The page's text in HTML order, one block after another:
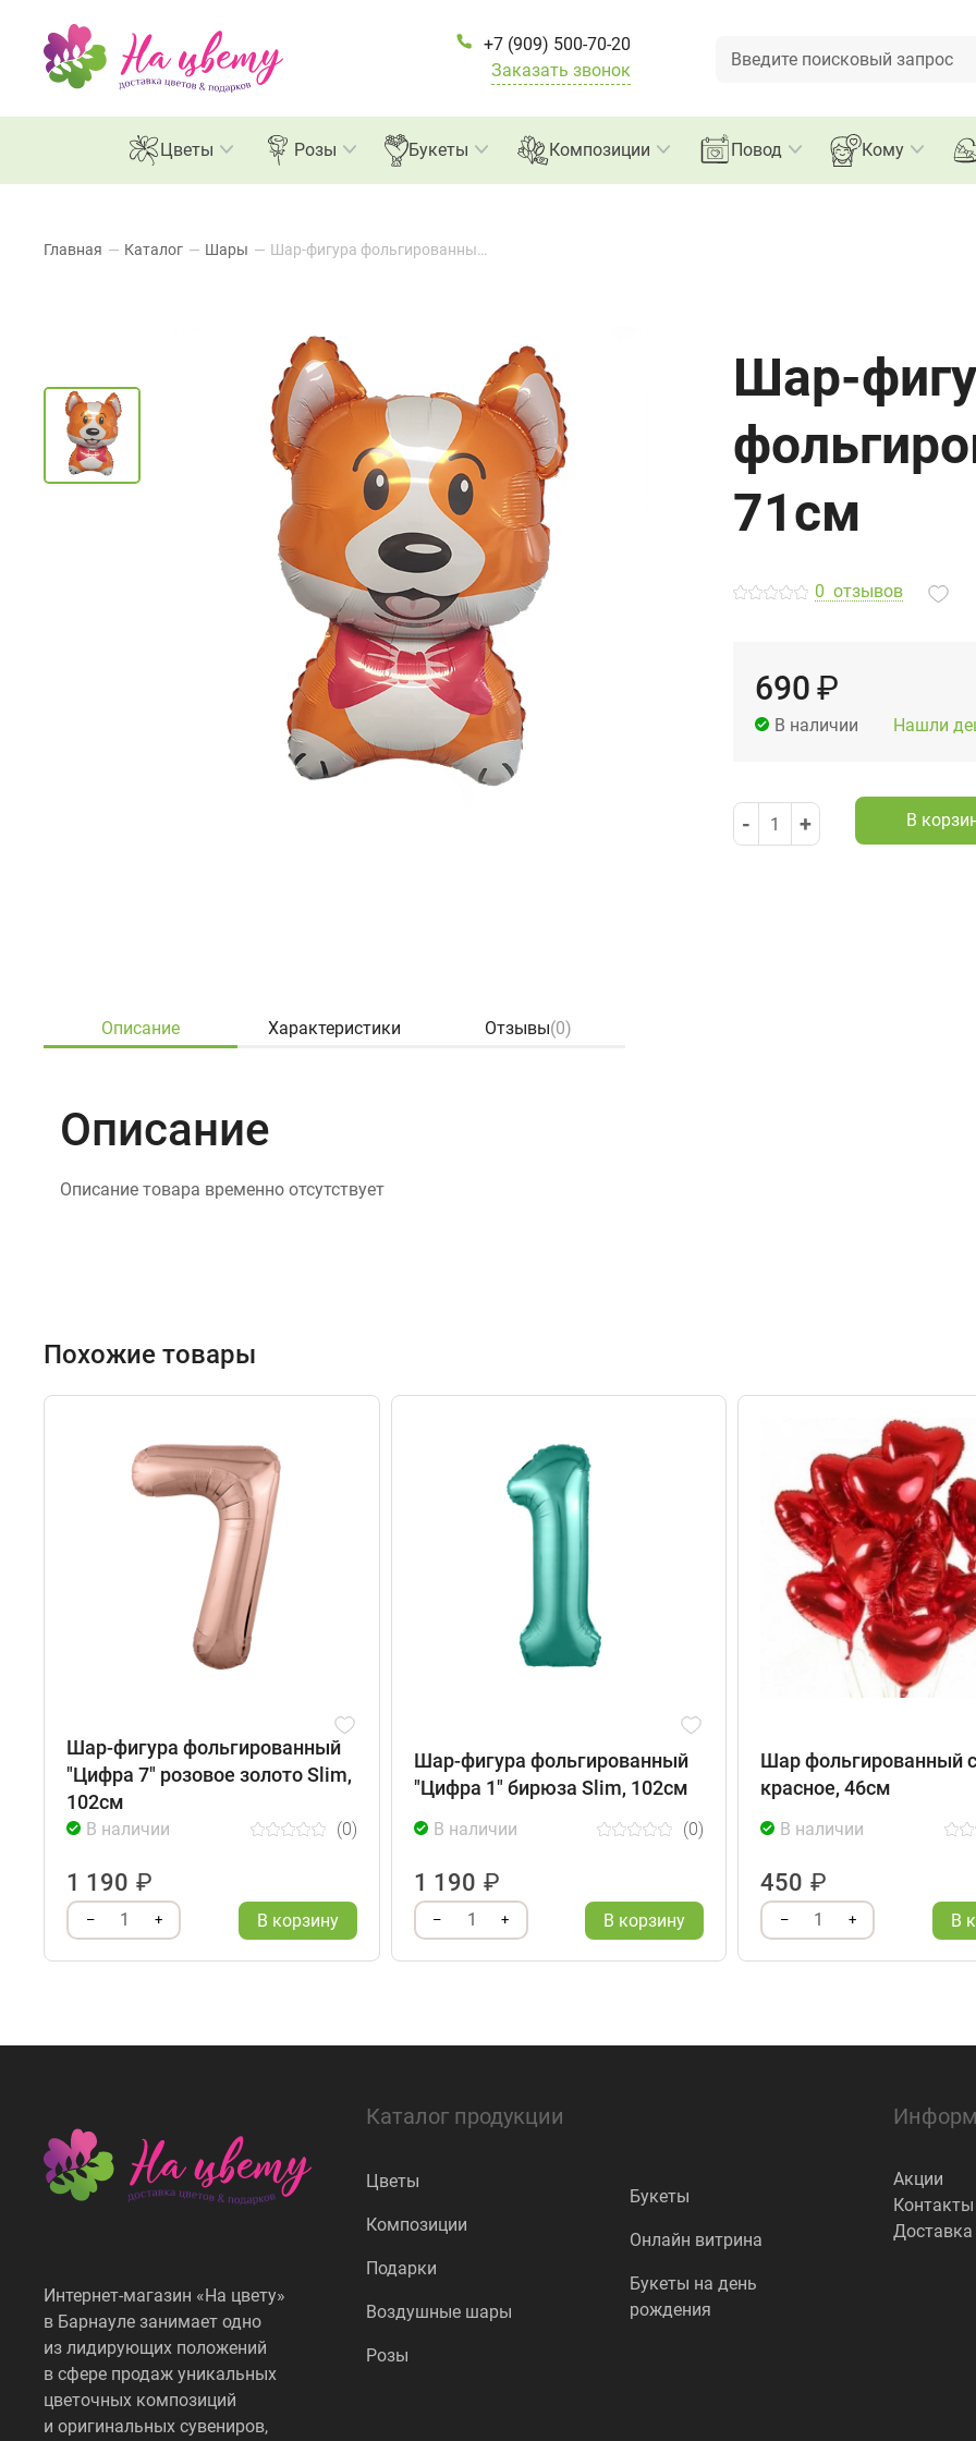
+7 (909) 500-70-20
Заказать звонок
Цветы Розы Букеты Композиции Повод Кому
Главная — Каталог — Шары — Шар-фигура фольгированный "Корги", 71см
Шар-
71см
0 отзывов
690 ₽
В наличии Нашли
- 1 + В
Описание Характеристики Отзывы(0)
Описание
Описание товара временно отсутствует
Похожие товары
Шар-фигура фольгированный
"Цифра 7" розовое золото Slim,
102см
В наличии (0)
1 190 ₽
– 1 + В корзину
Шар-фигура фольгированный
"Цифра 1" бирюза Slim, 102см
В наличии (0)
1 190 ₽
– 1 + В корзину
Шар фольгированный
красное, 46см
В наличии
450 ₽
– 1 + В
Интернет-магазин «На цвету»
в Барнауле занимает одно
из лидирующих положений
в сфере продаж уникальных
цветочных композиций
и оригинальных сувениров,
Каталог продукции
Цветы
Композиции
Подарки
Воздушные шары
Розы
Букеты
Онлайн витрина
Букеты на день
рождения
Акции
Контакты
Доставка